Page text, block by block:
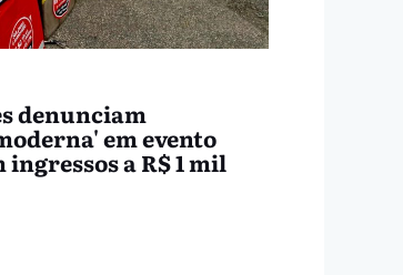
denunciam
em evento
ingressos a R$ 1 mil